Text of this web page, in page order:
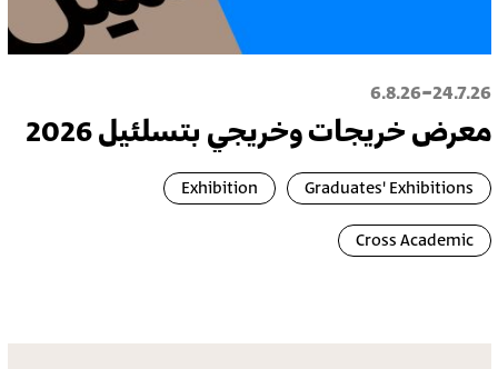
24.7.26
-
6.8.26
معرض خريجات وخريجي بتسلئيل 2026
Graduates' Exhibitions
Exhibition
Cross Academic